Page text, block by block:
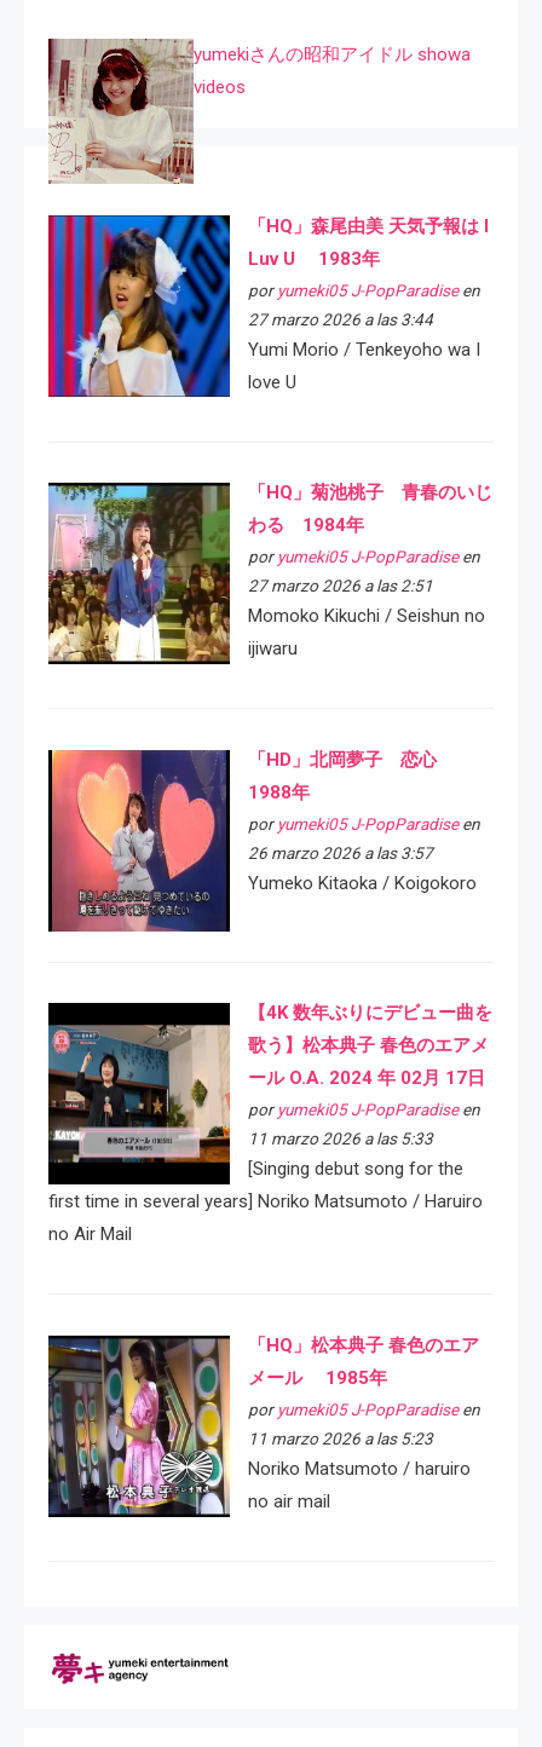
yumekiさんの昭和アイドル showa
videos
「HQ」森尾由美 天気予報は I
Luv U 1983年
por yumeki05 J-PopParadiseen
27 marzo 2026 a las 3:44
Yumi Morio / Tenkeyoho wa I
love U
「HQ」菊池桃子 青春のいじ
わる 1984年
por yumeki05 J-PopParadiseen
27 marzo 2026 a las 2:51
Momoko Kikuchi / Seishun no
ijiwaru
「HD」北岡夢子 恋心
1988年
por yumeki05 J-PopParadiseen
26 marzo 2026 a las 3:57
Yumeko Kitaoka / Koigokoro
【4K 数年ぶりにデビュー曲を
歌う】松本典子 春色のエアメ
ール O.A. 2024 年 02月 17日
por yumeki05 J-PopParadiseen
11 marzo 2026 a las 5:33
[Singing debut song for the
first time in several years] Noriko Matsumoto / Haruiro
no Air Mail
「HQ」松本典子 春色のエア
メール 1985年
por yumeki05 J-PopParadiseen
11 marzo 2026 a las 5:23
Noriko Matsumoto / haruiro
no air mail